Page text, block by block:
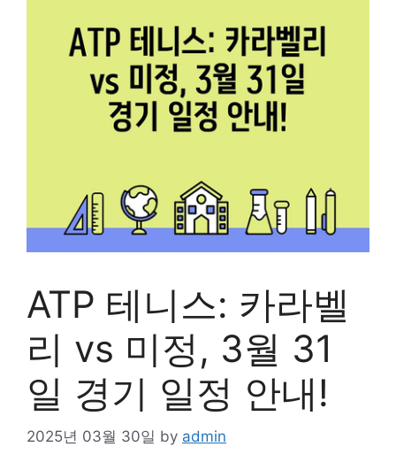
ATP 테니스: 카라벨
리 vs 미정, 3월 31
일 경기 일정 안내!
2025년 03월 30일 by admin